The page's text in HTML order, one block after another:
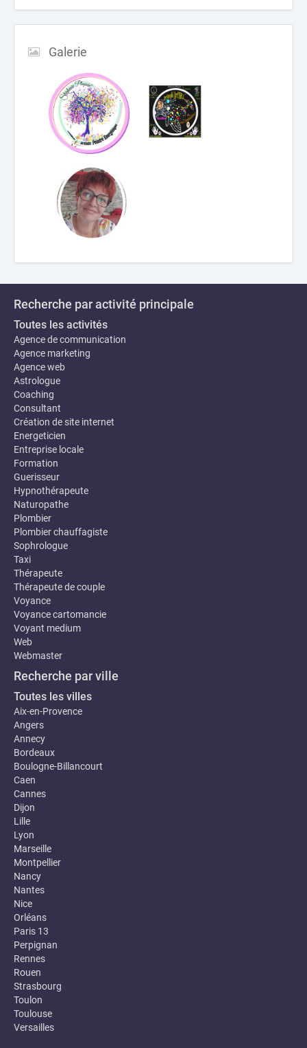
Galerie
Recherche par activité principale
Toutes les activités
Agence de communication
Agence marketing
Agence web
Astrologue
Coaching
Consultant
Création de site internet
Energeticien
Entreprise locale
Formation
Guerisseur
Hypnothérapeute
Naturopathe
Plombier
Plombier chauffagiste
Sophrologue
Taxi
Thérapeute
Thérapeute de couple
Voyance
Voyance cartomancie
Voyant medium
Web
Webmaster
Recherche par ville
Toutes les villes
Aix-en-Provence
Angers
Annecy
Bordeaux
Boulogne-Billancourt
Caen
Cannes
Dijon
Lille
Lyon
Marseille
Montpellier
Nancy
Nantes
Nice
Orléans
Paris 13
Perpignan
Rennes
Rouen
Strasbourg
Toulon
Toulouse
Versailles